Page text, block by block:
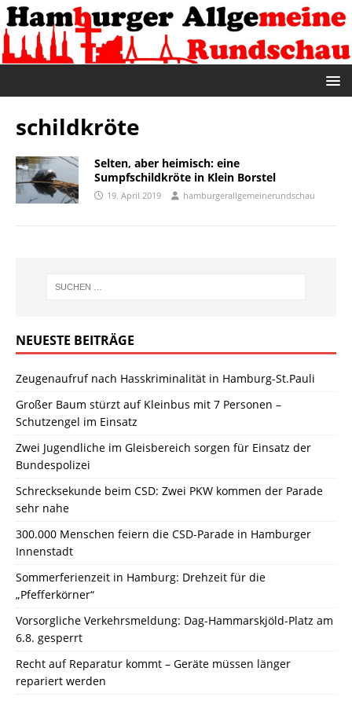
schildkröte
Selten, aber heimisch: eine
Sumpfschildkröte in Klein Borstel
19. April 2019 hamburgerallgemeinerundschau
NEUESTE BEITRÄGE
Zeugenaufruf nach Hasskriminalität in Hamburg-St.Pauli
Großer Baum stürzt auf Kleinbus mit 7 Personen –
Schutzengel im Einsatz
Zwei Jugendliche im Gleisbereich sorgen für Einsatz der
Bundespolizei
Schrecksekunde beim CSD: Zwei PKW kommen der Parade
sehr nahe
300.000 Menschen feiern die CSD-Parade in Hamburger
Innenstadt
Sommerferienzeit in Hamburg: Drehzeit für die
„Pfefferkörner“
Vorsorgliche Verkehrsmeldung: Dag-Hammarskjöld-Platz am
6.8. gesperrt
Recht auf Reparatur kommt – Geräte müssen länger
repariert werden